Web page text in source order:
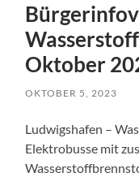
Oktober
OKTOBER 5, 2023
Ludwigshafen –
Elektrobusse mit